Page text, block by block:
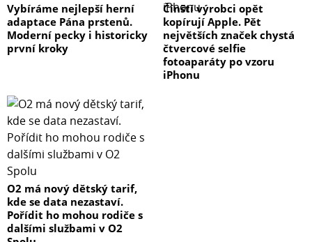
Vybíráme nejlepší herní
adaptace Pána prstenů.
Moderní pecky i historicky
první kroky
Čínští výrobci opět
kopírují Apple. Pět
největších značek chystá
čtvercové selfie
fotoaparáty po vzoru
iPhonu
O2 má nový dětský tarif,
kde se data nezastaví.
Pořídit ho mohou rodiče s
dalšími službami v O2